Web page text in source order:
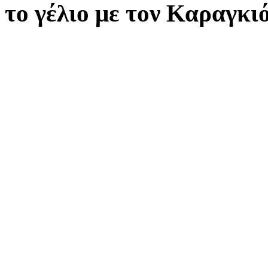
το γέλιο με τον